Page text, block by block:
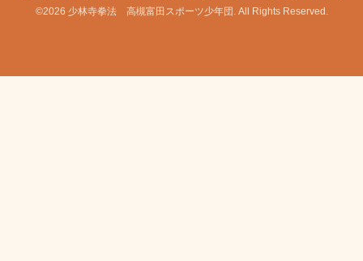
©2026 少林寺拳法 高槻富田スポーツ少年団 . All Rights Reserved.